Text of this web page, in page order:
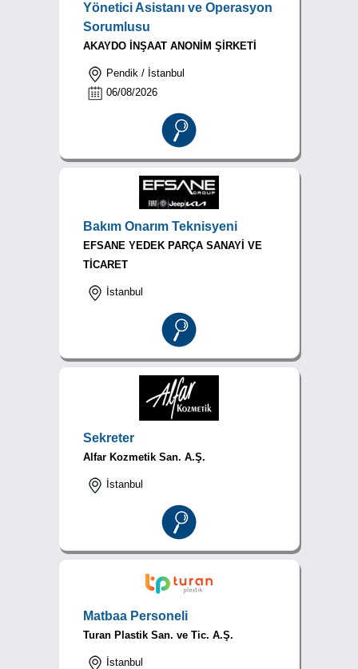
Yönetici Asistanı ve Operasyon
Sorumlusu
AKAYDO İNŞAAT ANONİM ŞİRKETİ
Pendik / İstanbul
06/08/2026
Bakım Onarım Teknisyeni
EFSANE YEDEK PARÇA SANAYİ VE
TİCARET
İstanbul
Sekreter
Alfar Kozmetik San. A.Ş.
İstanbul
Matbaa Personeli
Turan Plastik San. ve Tic. A.Ş.
İstanbul